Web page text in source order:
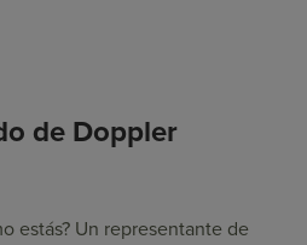
de Doppler
estás? Un representante de